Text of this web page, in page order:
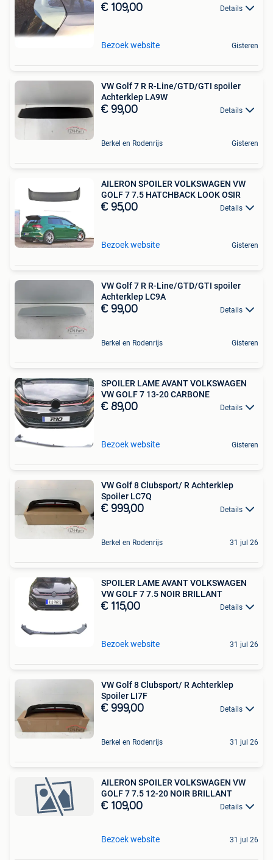
€ 109,00 Details
Bezoek website Gisteren
VW Golf 7 R R-Line/GTD/GTI spoiler
Achterklep LA9W
€ 99,00 Details
Berkel en Rodenrijs Gisteren
AILERON SPOILER VOLKSWAGEN VW
GOLF 7 7.5 HATCHBACK LOOK OSIR
€ 95,00 Details
Bezoek website Gisteren
VW Golf 7 R R-Line/GTD/GTI spoiler
Achterklep LC9A
€ 99,00 Details
Berkel en Rodenrijs Gisteren
SPOILER LAME AVANT VOLKSWAGEN
VW GOLF 7 13-20 CARBONE
€ 89,00 Details
Bezoek website Gisteren
VW Golf 8 Clubsport/ R Achterklep
Spoiler LC7Q
€ 999,00 Details
Berkel en Rodenrijs 31 jul 26
SPOILER LAME AVANT VOLKSWAGEN
VW GOLF 7 7.5 NOIR BRILLANT
€ 115,00 Details
Bezoek website 31 jul 26
VW Golf 8 Clubsport/ R Achterklep
Spoiler LI7F
€ 999,00 Details
Berkel en Rodenrijs 31 jul 26
AILERON SPOILER VOLKSWAGEN VW
GOLF 7 7.5 12-20 NOIR BRILLANT
€ 109,00 Details
Bezoek website 31 jul 26